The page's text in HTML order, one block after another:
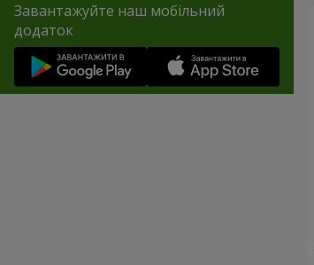
Завантажуйте наш мобільний
додаток